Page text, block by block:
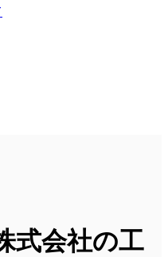
式会社の工